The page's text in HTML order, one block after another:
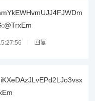
回复